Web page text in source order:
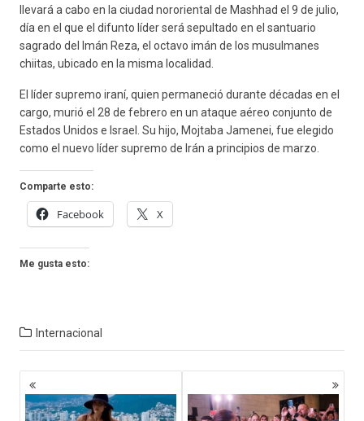
llevará a cabo en la ciudad nororiental de Mashhad el 9 de julio,
día en el que el difunto líder será sepultado en el santuario
sagrado del Imán Reza, el octavo imán de los musulmanes
chiitas, ubicado en la misma localidad.
El líder supremo iraní, quien permaneció durante décadas en el
cargo, murió el 28 de febrero en un ataque aéreo conjunto de
Estados Unidos e Israel. Su hijo, Mojtaba Jamenei, fue elegido
como el nuevo líder supremo de Irán a principios de marzo.
Comparte esto:
Facebook X
Me gusta esto:
Internacional
Navegación
de
entradas